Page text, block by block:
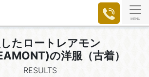
MENU
た ロートレアモン
の洋服（古着）
RESULTS